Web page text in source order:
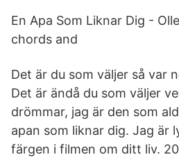
En Apa Som Liknar Dig -
chords and
Det är du som väljer så var
Det är ändå du som väljer
drömmar, jag är den som
apan som liknar dig. Jag är
färgen i filmen om ditt liv.